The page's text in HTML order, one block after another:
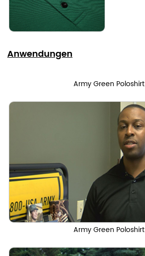
Anwendungen
Army Green Poloshirt
Army Green Poloshirt